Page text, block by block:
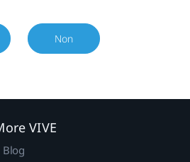
Non
VIVE
Blog